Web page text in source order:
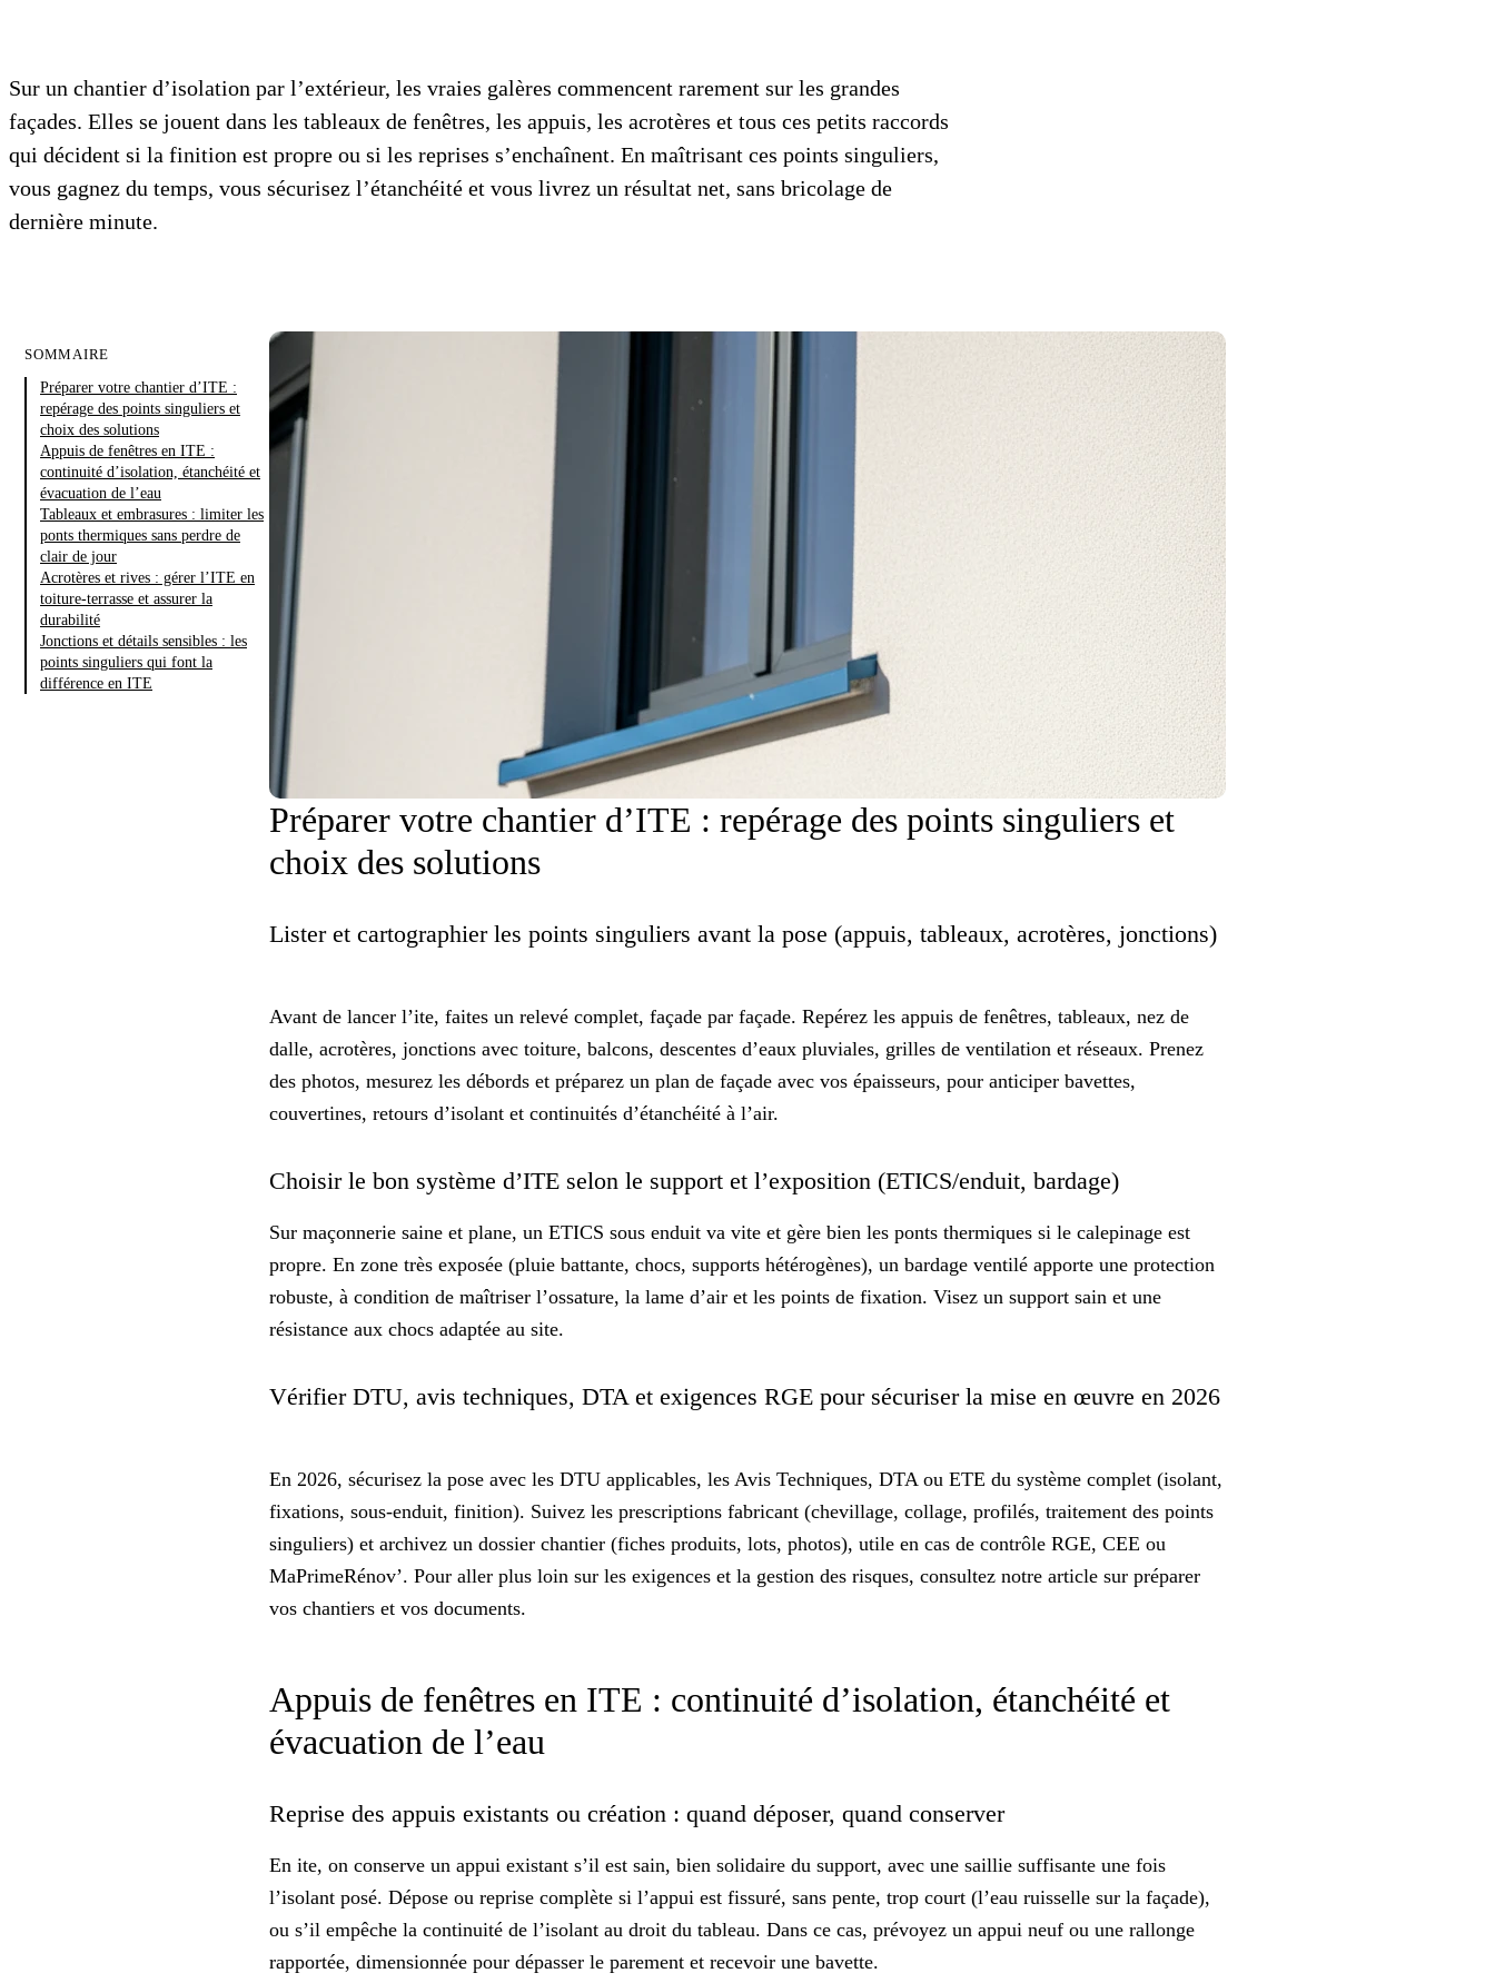
Sur un chantier d’isolation par l’extérieur, les vraies galères commencent rarement sur les grandes
façades. Elles se jouent dans les tableaux de fenêtres, les appuis, les acrotères et tous ces petits raccords
qui décident si la finition est propre ou si les reprises s’enchaînent. En maîtrisant ces points singuliers,
vous gagnez du temps, vous sécurisez l’étanchéité et vous livrez un résultat net, sans bricolage de
dernière minute.
SOMMAIRE
Préparer votre chantier d’ITE :
repérage des points singuliers et
choix des solutions
Appuis de fenêtres en ITE :
continuité d’isolation, étanchéité et
évacuation de l’eau
Tableaux et embrasures : limiter les
ponts thermiques sans perdre de
clair de jour
Acrotères et rives : gérer l’ITE en
toiture-terrasse et assurer la
durabilité
Jonctions et détails sensibles : les
points singuliers qui font la
différence en ITE
Préparer votre chantier d’ITE : repérage des points singuliers et
choix des solutions
Lister et cartographier les points singuliers avant la pose (appuis, tableaux, acrotères, jonctions)
Avant de lancer l’ite, faites un relevé complet, façade par façade. Repérez les appuis de fenêtres, tableaux, nez de
dalle, acrotères, jonctions avec toiture, balcons, descentes d’eaux pluviales, grilles de ventilation et réseaux. Prenez
des photos, mesurez les débords et préparez un plan de façade avec vos épaisseurs, pour anticiper bavettes,
couvertines, retours d’isolant et continuités d’étanchéité à l’air.
Choisir le bon système d’ITE selon le support et l’exposition (ETICS/enduit, bardage)
Sur maçonnerie saine et plane, un ETICS sous enduit va vite et gère bien les ponts thermiques si le calepinage est
propre. En zone très exposée (pluie battante, chocs, supports hétérogènes), un bardage ventilé apporte une protection
robuste, à condition de maîtriser l’ossature, la lame d’air et les points de fixation. Visez un support sain et une
résistance aux chocs adaptée au site.
Vérifier DTU, avis techniques, DTA et exigences RGE pour sécuriser la mise en œuvre en 2026
En 2026, sécurisez la pose avec les DTU applicables, les Avis Techniques, DTA ou ETE du système complet (isolant,
fixations, sous-enduit, finition). Suivez les prescriptions fabricant (chevillage, collage, profilés, traitement des points
singuliers) et archivez un dossier chantier (fiches produits, lots, photos), utile en cas de contrôle RGE, CEE ou
MaPrimeRénov’. Pour aller plus loin sur les exigences et la gestion des risques, consultez notre article sur préparer
vos chantiers et vos documents.
Appuis de fenêtres en ITE : continuité d’isolation, étanchéité et
évacuation de l’eau
Reprise des appuis existants ou création : quand déposer, quand conserver
En ite, on conserve un appui existant s’il est sain, bien solidaire du support, avec une saillie suffisante une fois
l’isolant posé. Dépose ou reprise complète si l’appui est fissuré, sans pente, trop court (l’eau ruisselle sur la façade),
ou s’il empêche la continuité de l’isolant au droit du tableau. Dans ce cas, prévoyez un appui neuf ou une rallonge
rapportée, dimensionnée pour dépasser le parement et recevoir une bavette.